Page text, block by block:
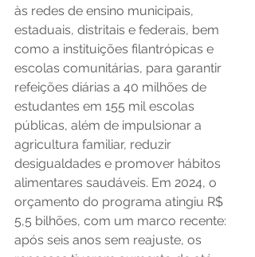
às redes de ensino municipais,
estaduais, distritais e federais, bem
como a instituições filantrópicas e
escolas comunitárias, para garantir
refeições diárias a 40 milhões de
estudantes em 155 mil escolas
públicas, além de impulsionar a
agricultura familiar, reduzir
desigualdades e promover hábitos
alimentares saudáveis. Em 2024, o
orçamento do programa atingiu R$
5,5 bilhões, com um marco recente:
após seis anos sem reajuste, os